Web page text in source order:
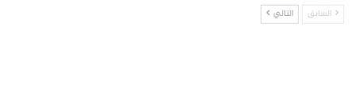
السابق التالي